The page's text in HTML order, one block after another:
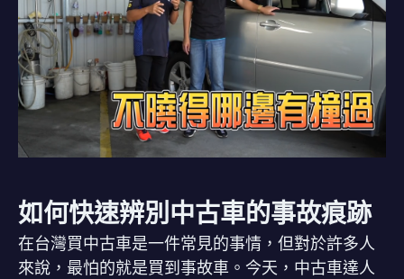
如何快速辨別中古車的事故痕跡
在台灣買中古車是一件常見的事情，但對於許多人
來說，最怕的就是買到事故車。今天，中古車達人